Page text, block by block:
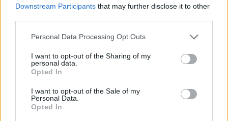
Downstream Participants that may further disclose it to other
Personal Data Processing Opt Outs
I want to opt-out of the Sharing of my
personal data.
Opted In
I want to opt-out of the Sale of my
Personal Data.
Opted In